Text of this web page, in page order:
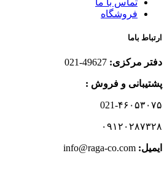
تماس با ما
فروشگاه
ارتباط باما
دفتر مرکزی:
پشتیبانی و فروش :
021-۴۶۰۵۳۰۷۵
۰۹۱۲۰۲۸۷۳۲۸
ایمیل:‌